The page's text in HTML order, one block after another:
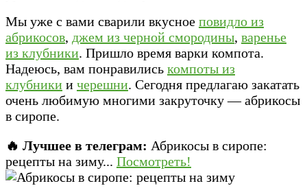
Мы уже с вами сварили вкусное повидло из
абрикосов, джем из черной смородины, варенье
из клубники. Пришло время варки компота.
Надеюсь, вам понравились компоты из
клубники и черешни. Сегодня предлагаю закатать
очень любимую многими закруточку — абрикосы
в сиропе.
🔥 Лучшее в телеграм: Абрикосы в сиропе:
рецепты на зиму... Посмотреть!